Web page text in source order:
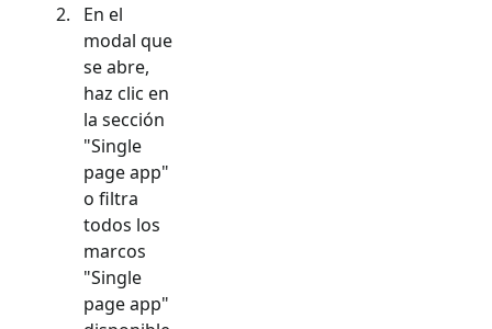
En el
modal que
se abre,
haz clic en
la sección
"Single
page app"
o filtra
todos los
marcos
"Single
page app"